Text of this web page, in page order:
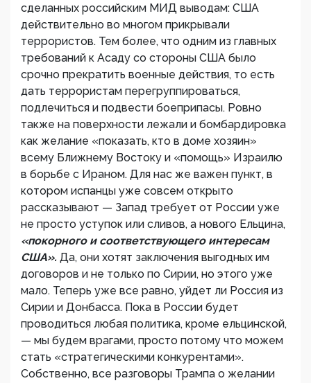
сделанных российским МИД выводам: США
действительно во многом прикрывали
террористов. Тем более, что одним из главных
требований к Асаду со стороны США было
срочно прекратить военные действия, то есть
дать террористам перегруппироваться,
подлечиться и подвести боеприпасы. Ровно
также на поверхности лежали и бомбардировка
как желание «показать, кто в доме хозяин»
всему Ближнему Востоку и «помощь» Израилю
в борьбе с Ираном. Для нас же важен пункт, в
котором испанцы уже совсем открыто
рассказывают — Запад требует от России уже
не просто уступок или сливов, а нового Ельцина,
«покорного и соответствующего интересам
США». Да, они хотят заключения выгодных им
договоров и не только по Сирии, но этого уже
мало. Теперь уже все равно, уйдет ли Россия из
Сирии и Донбасса. Пока в России будет
проводиться любая политика, кроме ельцинской,
— мы будем врагами, просто потому что можем
стать «стратегическими конкурентами».
Собственно, все разговоры Трампа о желании